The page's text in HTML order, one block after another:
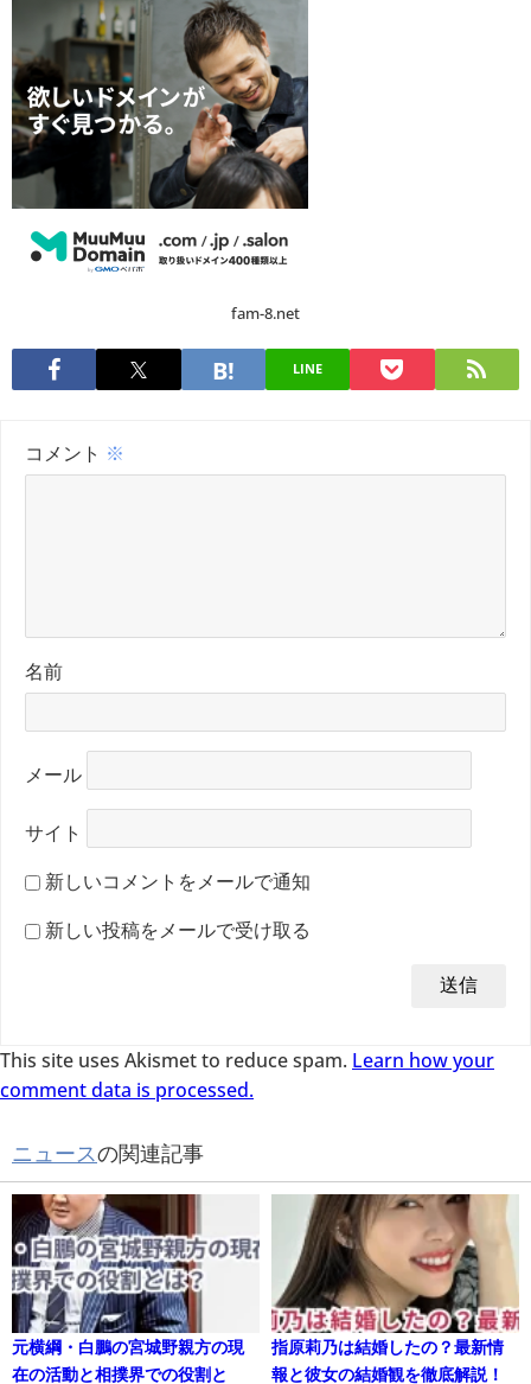
fam-8.net
LINE
コメント ※
名前
メール
サイト
新しいコメントをメールで通知
新しい投稿をメールで受け取る
This site uses Akismet to reduce spam. Learn how your
comment data is processed.
ニュースの関連記事
元横綱・白鵬の宮城野親方の現
在の活動と相撲界での役割と
指原莉乃は結婚したの？最新情
報と彼女の結婚観を徹底解説！